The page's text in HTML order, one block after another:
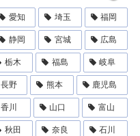
愛知 埼玉 福岡
静岡 宮城 広島
栃木 福島 岐阜
長野 熊本 鹿児島
香川 山口 富山
秋田 奈良 石川